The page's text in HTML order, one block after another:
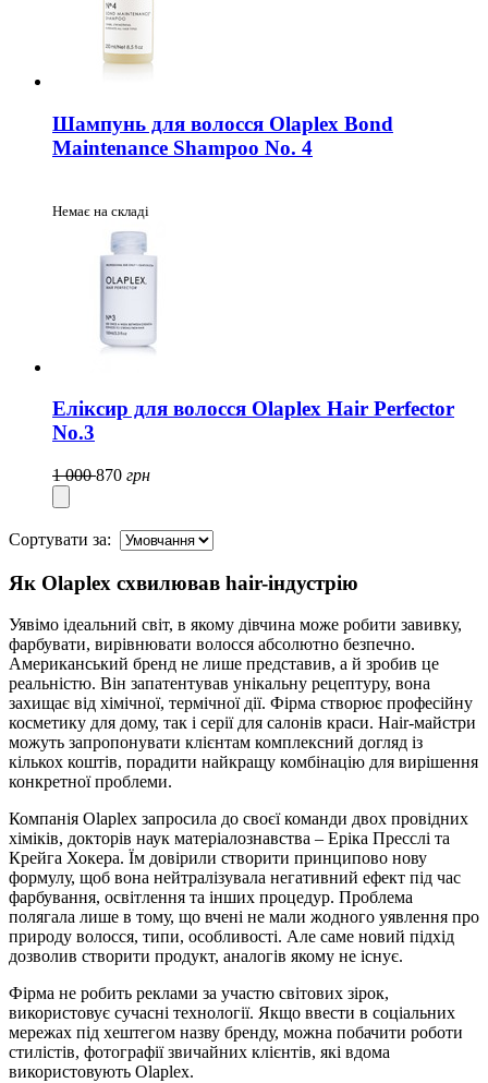
Шампунь для волосся Olaplex Bond
Maintenance Shampoo No. 4
Немає на складі
Еліксир для волосся Olaplex Hair Perfector
No.3
1 000870 грн
Сортувати за:
Як Olaplex схвилював hair-індустрію
Уявімо ідеальний світ, в якому дівчина може робити завивку,
фарбувати, вирівнювати волосся абсолютно безпечно.
Американський бренд не лише представив, а й зробив це
реальністю. Він запатентував унікальну рецептуру, вона
захищає від хімічної, термічної дії. Фірма створює професійну
косметику для дому, так і серії для салонів краси. Hair-майстри
можуть запропонувати клієнтам комплексний догляд із
кількох коштів, порадити найкращу комбінацію для вирішення
конкретної проблеми.
Компанія Olaplex запросила до своєї команди двох провідних
хіміків, докторів наук матеріалознавства – Еріка Пресслі та
Крейга Хокера. Їм довірили створити принципово нову
формулу, щоб вона нейтралізувала негативний ефект під час
фарбування, освітлення та інших процедур. Проблема
полягала лише в тому, що вчені не мали жодного уявлення про
природу волосся, типи, особливості. Але саме новий підхід
дозволив створити продукт, аналогів якому не існує.
Фірма не робить реклами за участю світових зірок,
використовує сучасні технології. Якщо ввести в соціальних
мережах під хештегом назву бренду, можна побачити роботи
стилістів, фотографії звичайних клієнтів, які вдома
використовують Olaplex.